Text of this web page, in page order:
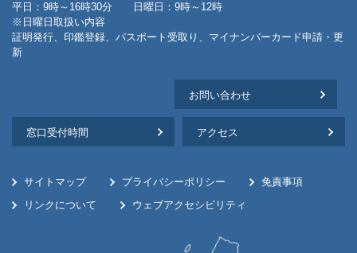
平日：9時～16時30分 日曜日：9時～12時
※日曜日取扱い内容
証明発行、印鑑登録、パスポート受取り、マイナンバーカード申請・更
新
お問い合わせ
窓口受付時間 アクセス
サイトマップ プライバシーポリシー
免責事項
リンクについて
ウェブアクセシビリティ